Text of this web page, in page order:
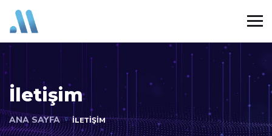
İletişim
İLETIŞIM